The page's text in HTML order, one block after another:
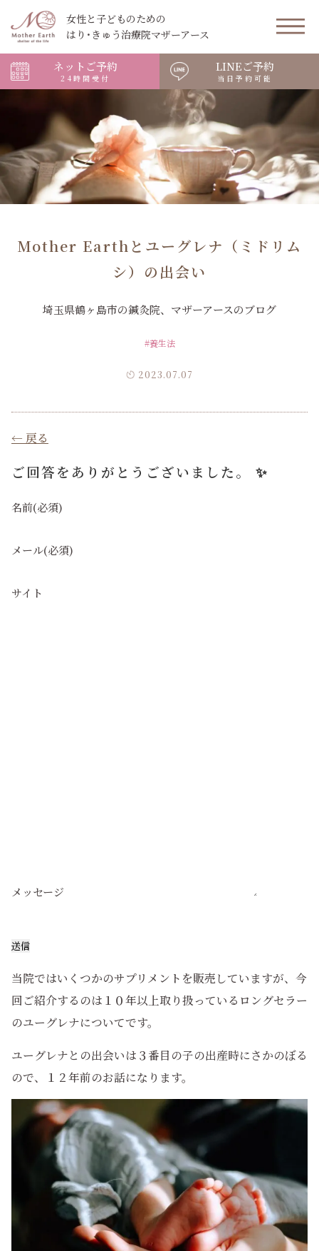
女性と子どものための
はり･きゅう治療院マザーアース
ネットご予約
24時間受付
LINEご予約
当日予約可能
Mother Earthとユーグレナ（ミドリム
シ）の出会い
埼玉県鶴ヶ島市の鍼灸院、マザーアースのブログ
#養生法
2023.07.07
← 戻る
ご回答をありがとうございました。 ✨
名前(必須)
メール(必須)
サイト
メッセージ
送信
当院ではいくつかのサプリメントを販売していますが、今
回ご紹介するのは１０年以上取り扱っているロングセラー
のユーグレナについてです。
ユーグレナとの出会いは３番目の子の出産時にさかのぼる
ので、１２年前のお話になります。